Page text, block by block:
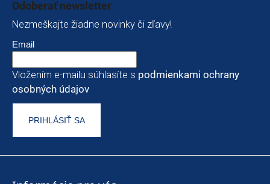
Odoberať newsletter
Nezmeškajte žiadne novinky či zľavy!
Email
Vložením e-mailu súhlasíte s podmienkami ochrany
osobných údajov
PRIHLÁSIŤ SA